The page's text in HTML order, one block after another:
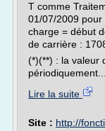
T comme
01/07/2009
charge = début
de carrière :
(*)(**) : la valeur
périodiquement...
Lire la suite
Site : http://